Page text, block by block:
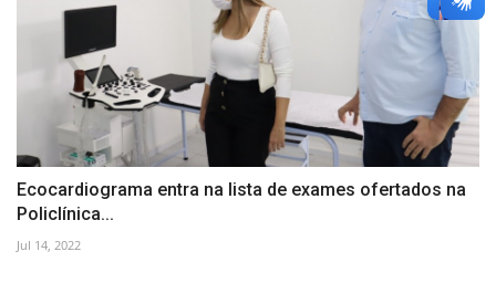
Ecocardiograma entra na lista de exames ofertados na
Policlínica...
Jul 14, 2022